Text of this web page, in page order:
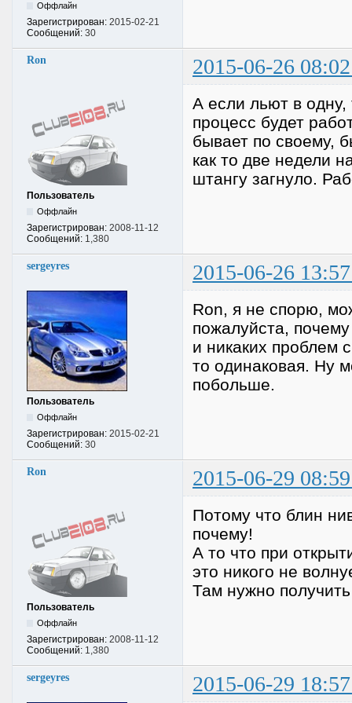
Оффлайн
Зарегистрирован: 2015-02-21
Сообщений: 30
Ron 2015-06-26
Пользователь
Оффлайн
Зарегистрирован: 2008-11-12
Сообщений: 1,380
А если льют в одну,
процесс будет
бывает по своему,
как то две недели
штангу загнуло.
sergeyres 2015-06-26
Пользователь
Оффлайн
Зарегистрирован: 2015-02-21
Сообщений: 30
Ron, я не спорю,
пожалуйста,
и никаких проблем
то одинаковая. Ну
побольше.
Ron 2015-06-29
Пользователь
Оффлайн
Зарегистрирован: 2008-11-12
Сообщений: 1,380
Потому что блин
почему!
А то что при
это никого не
Там нужно
sergeyres 2015-06-29